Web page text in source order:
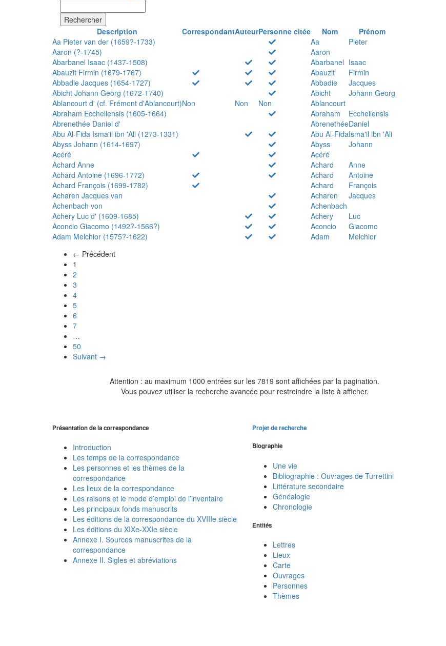
Rechercher
Description
CorrespondantAuteurPersonne citée Nom
Prénom
Aa Pieter van der (1659?-1733)
Aa
Pieter
Aaron (?-1745)
Aaron
Abarbanel Isaac (1437-1508)
Abarbanel Isaac
Abauzit Firmin (1679-1767)
Abauzit
Firmin
Abbadie Jacques (1654-1727)
Abbadie
Jacques
Abicht Johann Georg (1672-1740)
Abicht
Johann Georg
Ablancourt d' (cf. Frémont d'Ablancourt)Non Non Non
Ablancourt
Abraham Ecchellensis (1605-1664)
Abraham
Ecchellensis
Abrenethée Daniel d'
AbrenethéeDaniel
Abu Al-Fida Isma'il ibn 'Ali (1273-1331)
Abu Al-FidaIsma'il ibn 'Ali
Abyss Johann (1614-1697)
Abyss
Johann
Acéré
Acéré
Achard Anne
Achard
Anne
Achard Antoine (1696-1772)
Achard
Antoine
Achard François (1699-1782)
Achard
François
Acharen Jacques van
Acharen
Jacques
Achenbach von
Achenbach
Achery Luc d' (1609-1685)
Achery
Luc
Aconcio Giacomo (1492?-1566?)
Aconcio
Giacomo
Adam Melchior (1575?-1622)
Adam
Melchior
← Précédent
1
2
3
4
5
6
7
…
50
Suivant →
Attention : au maximum 1000 entrées sur les 7819 sont affichées par la pagination.
Vous pouvez utiliser la recherche avancée pour restreindre la liste à afficher.
Présentation de la correspondance
Introduction
Les temps de la correspondance
Les personnes et les thèmes de la
correspondance
Les lieux de la correspondance
Les raisons et le mode d’emploi de l’inventaire
Les principaux fonds manuscrits
Les éditions de la correspondance du XVIIIe siècle
Les éditions du XIXe-XXIe siècle
Annexe I. Sources manuscrites de la
correspondance
Annexe II. Sigles et abréviations
Projet de recherche
Biographie
Une vie
Bibliographie : Ouvrages de Turrettini
Littérature secondaire
Généalogie
Chronologie
Entités
Lettres
Lieux
Carte
Ouvrages
Personnes
Thèmes